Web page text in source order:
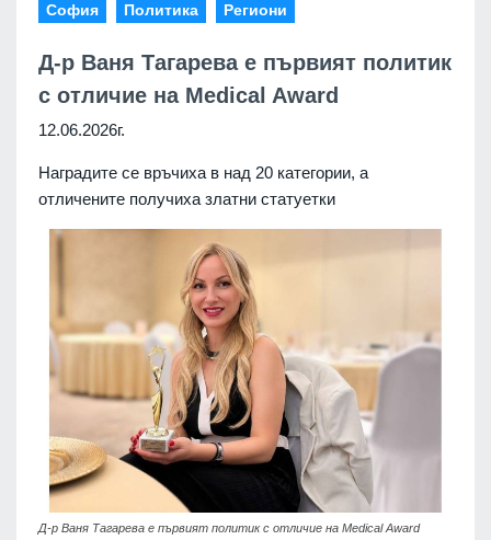
София Политика Региони
Д-р Ваня Тагарева е първият политик
с отличие на Medical Award
12.06.2026г.
Наградите се връчиха в над 20 категории, а
отличените получиха златни статуетки
Д-р Ваня Тагарева е първият политик с отличие на Medical Award